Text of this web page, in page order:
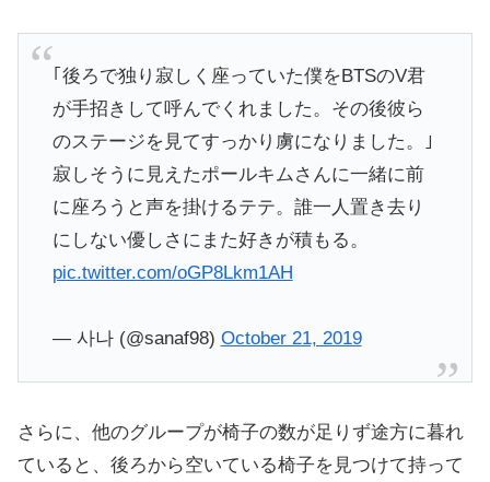
｢後ろで独り寂しく座っていた僕をBTSのV君
が手招きして呼んでくれました。その後彼ら
のステージを見てすっかり虜になりました。｣
寂しそうに見えたポールキムさんに一緒に前
に座ろうと声を掛けるテテ。誰一人置き去り
にしない優しさにまた好きが積もる。
pic.twitter.com/oGP8Lkm1AH
— 사나 (@sanaf98) October 21, 2019
さらに、他のグループが椅子の数が足りず途方に暮れ
ていると、後ろから空いている椅子を見つけて持って